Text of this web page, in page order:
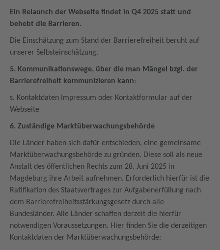
Ein Relaunch der Webseite findet in Q4 2025 statt und
behebt die Barrieren.
Die Einschätzung zum Stand der Barrierefreiheit beruht auf
unserer Selbsteinschätzung.
5. Kommunikationswege, über die man Mängel bzgl. der
Barrierefreiheit kommunizieren kann:
s. Kontaktdaten Impressum oder Kontaktformular auf der
Webseite
6. Zuständige Marktüberwachungsbehörde
Die Länder haben sich dafür entschieden, eine gemeinsame
Marktüberwachungsbehörde zu gründen. Diese soll als neue
Anstalt des öffentlichen Rechts zum 28. Juni 2025 in
Magdeburg ihre Arbeit aufnehmen. Erforderlich hierfür ist die
Ratifikation des Staatsvertrages zur Aufgabenerfüllung nach
dem Barrierefreiheitsstärkungsgesetz durch alle
Bundesländer. Alle Länder schaffen derzeit die hierfür
notwendigen Voraussetzungen. Hier finden Sie die derzeitigen
Kontaktdaten der Marktüberwachungsbehörde: